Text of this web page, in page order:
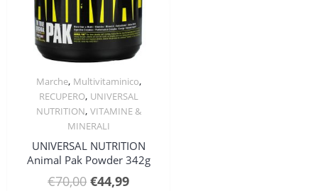
Quick View
Marche, Multivitaminico,
RECUPERO, UNIVERSAL
NUTRITION, VITAMINE &
MINERALI
UNIVERSAL NUTRITION
Animal Pak Powder 342g
€70,00 Il
€44,99Il